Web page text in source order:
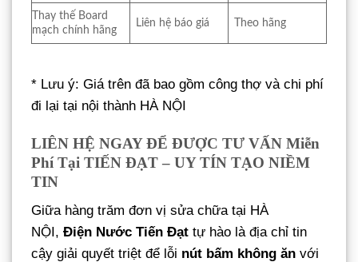
Thay thế Board
mạch chính hãng
Liên hệ báo giá Theo hãng
* Lưu ý: Giá trên đã bao gồm công thợ và chi phí
đi lại tại nội thành HÀ NỘI
LIÊN HỆ NGAY ĐỂ ĐƯỢC TƯ VẤN Miễn
Phí Tại TIẾN ĐẠT – UY TÍN TẠO NIỀM
TIN
Giữa hàng trăm đơn vị sửa chữa tại HÀ
NỘI, Điện Nước Tiến Đạt tự hào là địa chỉ tin
cậy giải quyết triệt để lỗi nút bấm không ăn với